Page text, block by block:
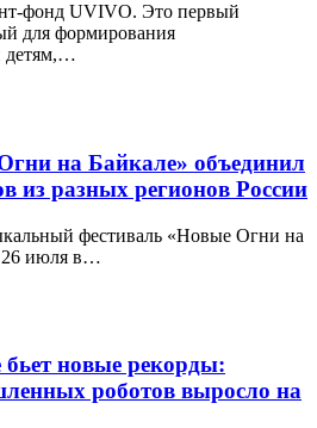
фонд UVIVO. Это первый
для формирования
детям,…
на Байкале» объединил
из разных регионов России
фестиваль «Новые Огни на
26 июля в…
новые рекорды:
роботов выросло на